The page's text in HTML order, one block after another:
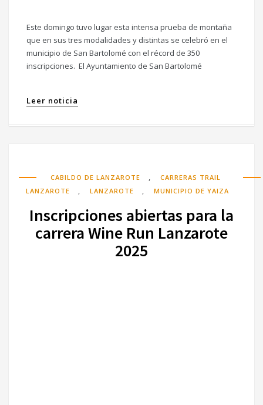
Este domingo tuvo lugar esta intensa prueba de montaña
que en sus tres modalidades y distintas se celebró en el
municipio de San Bartolomé con el récord de 350
inscripciones. El Ayuntamiento de San Bartolomé
Leer noticia
CABILDO DE LANZAROTE ,
CARRERAS TRAIL
LANZAROTE
, LANZAROTE , MUNICIPIO DE YAIZA
Inscripciones abiertas para la
carrera Wine Run Lanzarote
2025